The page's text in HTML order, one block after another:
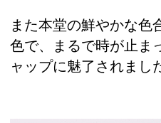
また本堂の鮮やかな色
色で、まるで時が止ま
ャップに魅了されまし